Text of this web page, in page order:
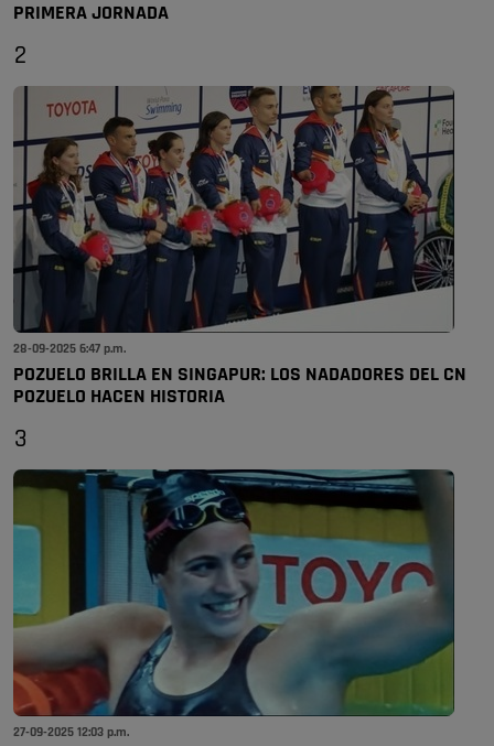
PRIMERA JORNADA
2
28-09-2025 6:47 p.m.
POZUELO BRILLA EN SINGAPUR: LOS NADADORES DEL CN
POZUELO HACEN HISTORIA
3
27-09-2025 12:03 p.m.